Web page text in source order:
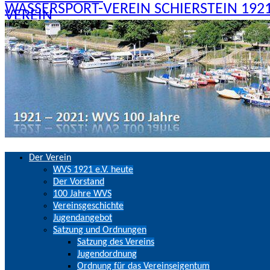
WASSERSPORT-VEREIN SCHIERSTEIN
Zum
Der Verein
WVS 1921 e.V. heute
Der Vorstand
100 Jahre WVS
Vereinsgeschichte
Jugendangebot
Satzung und Ordnungen
Satzung des Vereins
Jugendordnung
Ordnung für das Vereinseigentum